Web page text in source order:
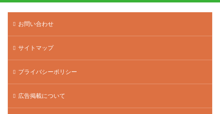
お問い合わせ
サイトマップ
プライバシーポリシー
広告掲載について